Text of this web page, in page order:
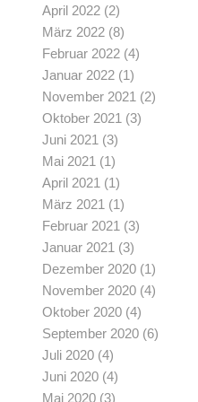
April 2022(2)
März 2022(8)
Februar 2022(4)
Januar 2022(1)
November 2021 (2)
Oktober 2021 (3)
Juni 2021 (3)
Mai 2021 (1)
April 2021 (1)
März 2021 (1)
Februar 2021 (3)
Januar 2021 (3)
Dezember 2020(1)
November 2020(4)
Oktober 2020(4)
September 2020(6)
Juli 2020(4)
Juni 2020(4)
Mai 2020(3)